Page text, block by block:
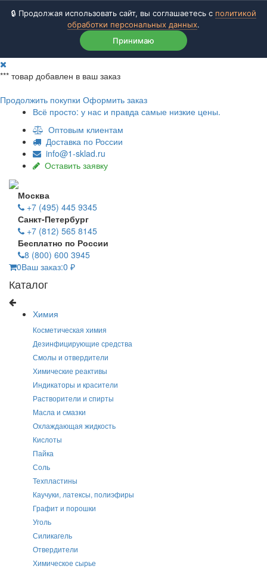
🔒 Продолжая использовать сайт, вы соглашаетесь с политикой
обработки персональных данных.
Принимаю
*** товар добавлен в ваш заказ
Продолжить покупки Оформить заказ
Всё просто: у нас и правда самые низкие цены.
Оптовым клиентам
Доставка по России
info@1-sklad.ru
Оставить заявку
Москва
+7 (495) 445 9345
Санкт-Петербург
+7 (812) 565 8145
Бесплатно по России
8 (800) 600 3945
0Ваш заказ:0 ₽
Каталог
Химия
Косметическая химия
Дезинфицирующие средства
Смолы и отвердители
Химические реактивы
Индикаторы и красители
Растворители и спирты
Масла и смазки
Охлаждающая жидкость
Кислоты
Пайка
Соль
Техпластины
Каучуки, латексы, полиэфиры
Графит и порошки
Уголь
Силикагель
Отвердители
Химическое сырье